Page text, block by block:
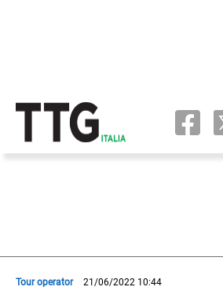
Tour operator 21/06/2022 10:44